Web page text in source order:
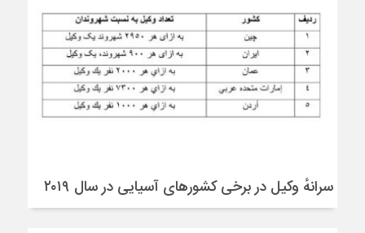
سرانهٔ وکیل در برخی کشورهای آسیایی در سال ۲۰۱۹